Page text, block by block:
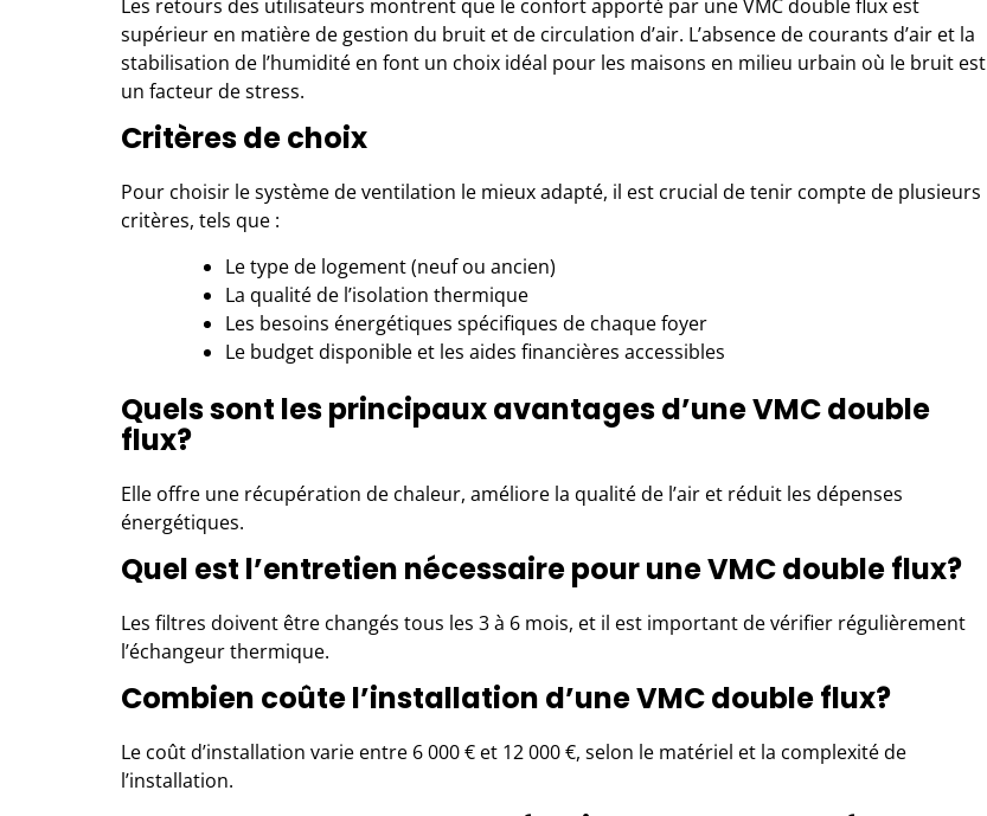
Les retours des utilisateurs montrent que le confort apporté par une VMC double flux est
supérieur en matière de gestion du bruit et de circulation d’air. L’absence de courants d’air et la
stabilisation de l’humidité en font un choix idéal pour les maisons en milieu urbain où le bruit est
un facteur de stress.
Critères de choix
Pour choisir le système de ventilation le mieux adapté, il est crucial de tenir compte de plusieurs
critères, tels que :
Le type de logement (neuf ou ancien)
La qualité de l’isolation thermique
Les besoins énergétiques spécifiques de chaque foyer
Le budget disponible et les aides financières accessibles
Quels sont les principaux avantages d’une VMC double
flux?
Elle offre une récupération de chaleur, améliore la qualité de l’air et réduit les dépenses
énergétiques.
Quel est l’entretien nécessaire pour une VMC double flux?
Les filtres doivent être changés tous les 3 à 6 mois, et il est important de vérifier régulièrement
l’échangeur thermique.
Combien coûte l’installation d’une VMC double flux?
Le coût d’installation varie entre 6 000 € et 12 000 €, selon le matériel et la complexité de
l’installation.